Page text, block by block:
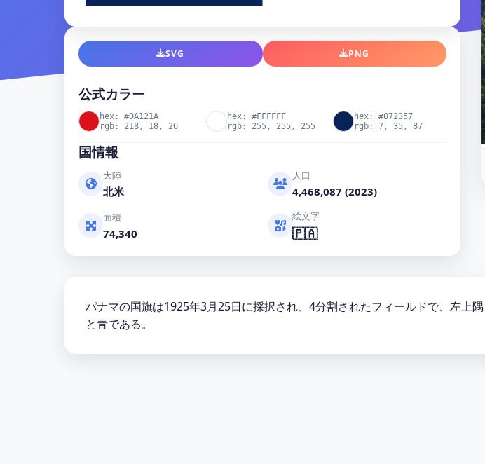
SVG PNG
公式カラー
hex: #DA121A
rgb: 218, 18, 26
hex: #FFFFFF
rgb: 255, 255, 255
hex: #072357
rgb: 7, 35, 87
国情報
大陸
北米
人口
4,468,087 (2023)
面積
74,340
絵文字
🇵🇦
パナマの国旗は1925年3月25日に採択され、4分割されたフィールドで、左上
と青である。